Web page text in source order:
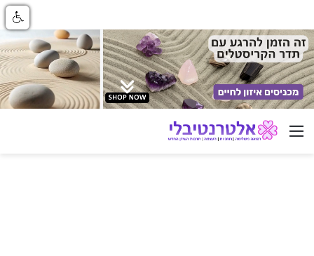
ניווט באתר